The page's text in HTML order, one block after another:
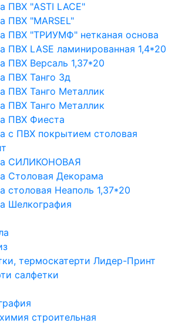
ПВХ "ASTI LACE"
ПВХ "MARSEL"
ПВХ "ТРИУМФ" нетканая основа
ПВХ LASE ламинированная 1,4*20
ПВХ Версаль 1,37*20
ПВХ Танго 3д
ПВХ Танго Металлик
ПВХ Танго Металлик
ПВХ Фиеста
с ПВХ покрытием столовая
СИЛИКОНОВАЯ
Столовая Декорама
столовая Неаполь 1,37*20
Шелкография
термоскатерти Лидер-Принт
салфетки
строительная